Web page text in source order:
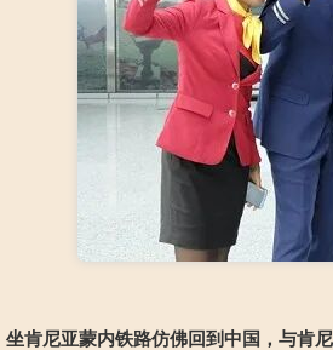
肯尼亚蒙内铁路仿佛回到中国，与肯